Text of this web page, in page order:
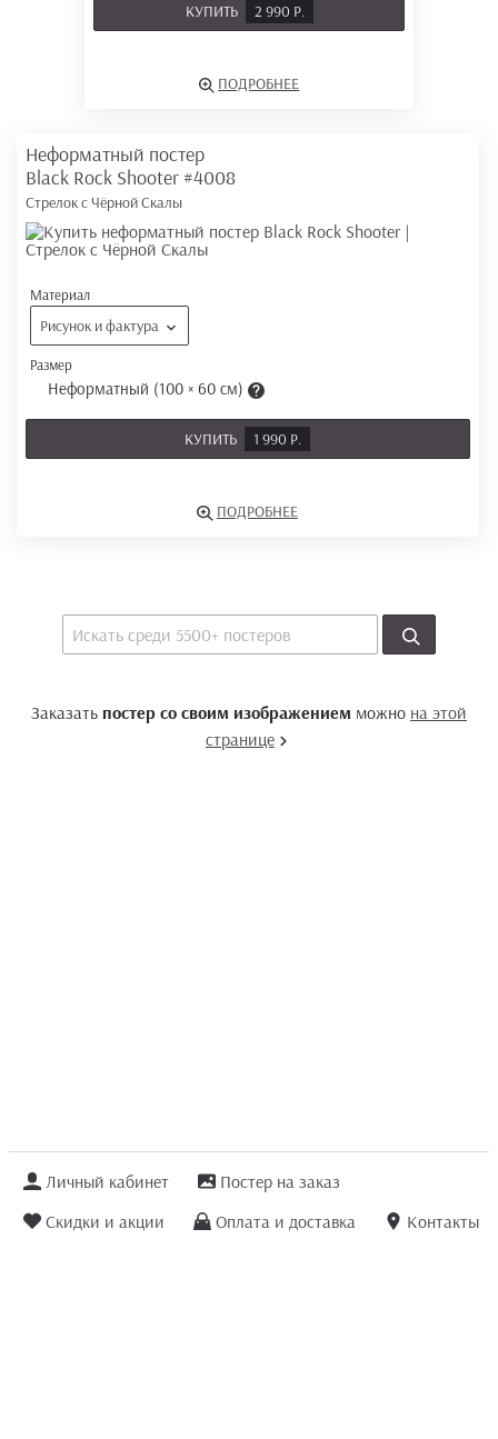
КУПИТЬ 2 990 Р.
ПОДРОБНЕЕ
Неформатный постер
Black Rock Shooter #4008
Стрелок с Чёрной Скалы
Материал
Рисунок и фактура
Размер
Неформатный (100 × 60 см)
КУПИТЬ 1 990 Р.
ПОДРОБНЕЕ
Заказать постер со своим изображением можно на этой
странице
Личный кабинет
Постер на заказ
Скидки и акции
Оплата и доставка
Контакты